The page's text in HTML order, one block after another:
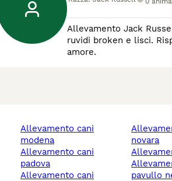
Allevamento Jack
ruvidi broken e lisci.
amore.
allevamento cani
modena
allevamento cani
padova
allevamento cani
allevamento cani
novara
allevamento cani
pavullo